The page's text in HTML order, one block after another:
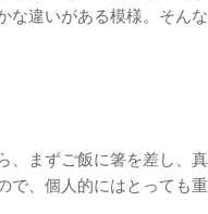
な違いがある模様。そん
、まずご飯に箸を差し、
で、個人的にはとっても